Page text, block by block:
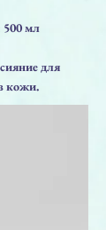
500 мл
для
кожи.